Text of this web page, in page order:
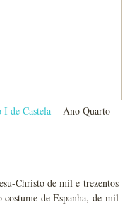
de Castela Ano Quarto
Christo de mil e trezentos
costume de Espanha, de mil